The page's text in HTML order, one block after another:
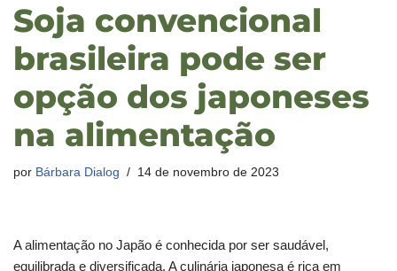
Soja convencional
brasileira pode ser
opção dos japoneses
na alimentação
por Bárbara Dialog 14 de novembro de 2023
A alimentação no Japão é conhecida por ser saudável,
equilibrada e diversificada. A culinária japonesa é rica em